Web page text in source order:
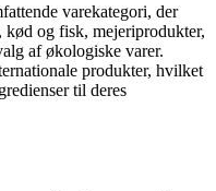
varekategori, der
og fisk, mejeriprodukter,
af økologiske varer.
produkter, hvilket
til deres